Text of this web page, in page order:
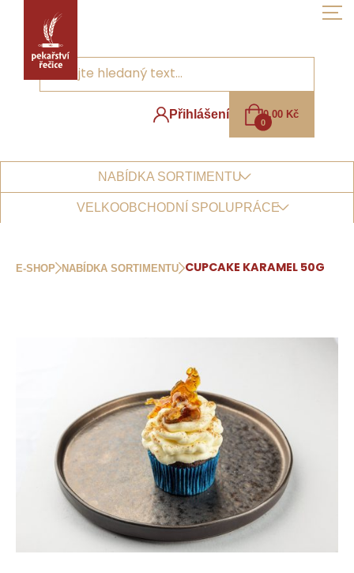
Přihlášení
0
0,00 Kč
NABÍDKA SORTIMENTU
VELKOOBCHODNÍ SPOLUPRÁCE
E-SHOP NABÍDKA SORTIMENTU CUPCAKE KARAMEL 50G